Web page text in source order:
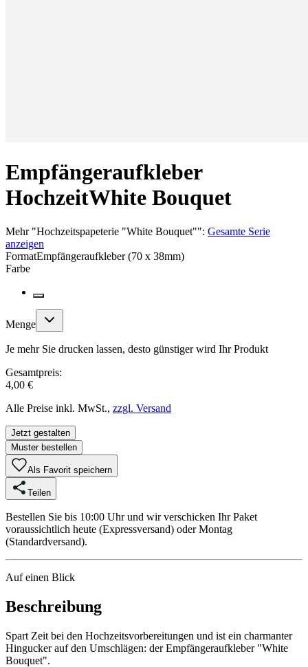
Empfängeraufkleber
HochzeitWhite Bouquet
Mehr"Hochzeitspapeterie "White Bouquet"": Gesamte Serie
anzeigen
FormatEmpfängeraufkleber (70 x 38mm)
Farbe
Menge
Je mehr Sie drucken lassen, desto günstiger wird Ihr Produkt
Gesamtpreis:
4,00 €
Alle Preise inkl. MwSt., zzgl. Versand
Jetzt gestalten
Muster bestellen
Als Favorit speichern
Teilen
Bestellen Sie bis 10:00 Uhr und wir verschicken Ihr Paket
voraussichtlich heute (Expressversand) oder Montag
(Standardversand).
Auf einen Blick
Beschreibung
Spart Zeit bei den Hochzeitsvorbereitungen und ist ein charmanter
Hingucker auf den Umschlägen: der Empfängeraufkleber "White
Bouquet".